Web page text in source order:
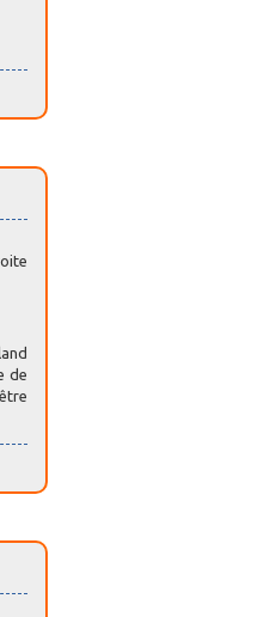
de